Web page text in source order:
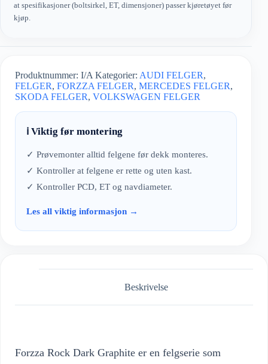
at spesifikasjoner (boltsirkel, ET, dimensjoner) passer kjøretøyet før
kjøp.
Produktnummer: I/A Kategorier: AUDI FELGER,
FELGER, FORZZA FELGER, MERCEDES FELGER,
SKODA FELGER, VOLKSWAGEN FELGER
ℹ️ Viktig før montering
✓ Prøvemonter alltid felgene før dekk monteres.
✓ Kontroller at felgene er rette og uten kast.
✓ Kontroller PCD, ET og navdiameter.
Les all viktig informasjon →
Beskrivelse
Forzza Rock Dark Graphite er en felgserie som